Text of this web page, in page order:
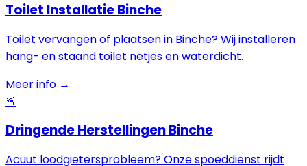
Toilet Installatie Binche
Toilet vervangen of plaatsen in Binche? Wij installeren
hang- en staand toilet netjes en waterdicht.
Meer info →
🚨
Dringende Herstellingen Binche
Acuut loodgietersprobleem? Onze spoeddienst rijdt